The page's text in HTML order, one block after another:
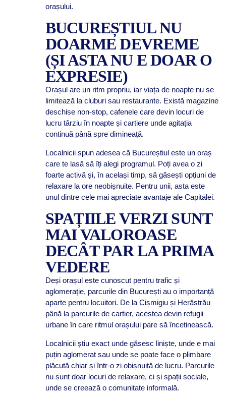
orașului.
BUCUREȘTIUL NU
DOARME DEVREME
(ȘI ASTA NU E DOAR O
EXPRESIE)
Orașul are un ritm propriu, iar viața de noapte nu se
limitează la cluburi sau restaurante. Există magazine
deschise non-stop, cafenele care devin locuri de
lucru târziu în noapte și cartiere unde agitația
continuă până spre dimineață.
Localnicii spun adesea că Bucureștiul este un oraș
care te lasă să îți alegi programul. Poți avea o zi
foarte activă și, în același timp, să găsești opțiuni de
relaxare la ore neobișnuite. Pentru unii, asta este
unul dintre cele mai apreciate avantaje ale Capitalei.
SPAȚIILE VERZI SUNT
MAI VALOROASE
DECÂT PAR LA PRIMA
VEDERE
Deși orașul este cunoscut pentru trafic și
aglomerație, parcurile din București au o importanță
aparte pentru locuitori. De la Cișmigiu și Herăstrău
până la parcurile de cartier, acestea devin refugii
urbane în care ritmul orașului pare să încetinească.
Localnicii știu exact unde găsesc liniște, unde e mai
puțin aglomerat sau unde se poate face o plimbare
plăcută chiar și într-o zi obișnuită de lucru. Parcurile
nu sunt doar locuri de relaxare, ci și spații sociale,
unde se creează o comunitate informală.